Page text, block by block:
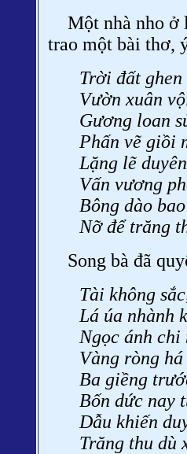
Một nhà nho
trao một bài thơ,
Trời đất
Vườn xuân
Gương loan
Phấn vẽ giồi
Lặng lẽ
Vấn vương
Bông dào
Nỡ để trăng
Song bà đã
Tài không
Lá úa nhành
Ngọc ánh chi
Vàng ròng
Ba giềng
Bốn dức nay
Dẫu khiến
Trăng thu dù